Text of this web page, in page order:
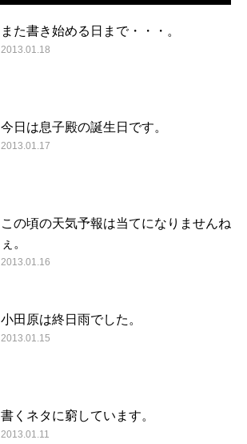
また書き始める日まで・・・。
2013.01.18
今日は息子殿の誕生日です。
2013.01.17
この頃の天気予報は当てになりませんね
ぇ。
2013.01.16
小田原は終日雨でした。
2013.01.15
書くネタに窮しています。
2013.01.11